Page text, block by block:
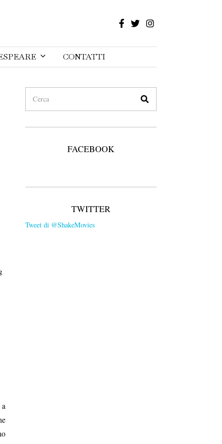
CONTATTI
FACEBOOK
TWITTER
Tweet di @ShakeMovies